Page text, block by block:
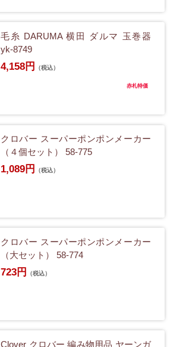
毛糸 DARUMA 横田 ダルマ 玉巻器
yk-8749
4,158円 （税込）
赤札特価
クロバー スーパーポンポンメーカー
（４個セット） 58-775
1,089円 （税込）
クロバー スーパーポンポンメーカー
（大セット） 58-774
723円 （税込）
Clover クロバー 編み物用品 ヤーンガ